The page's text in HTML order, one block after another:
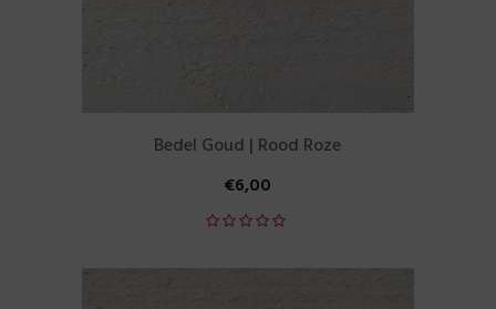
Bedel Goud | Rood Roze
€6,00